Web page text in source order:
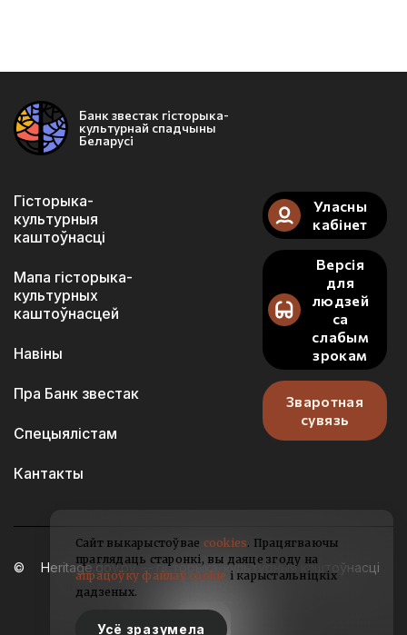
Банк звестак гісторыка-
культурнай спадчыны
Беларусі
Гісторыка-
культурныя
каштоўнасці
Мапа гісторыка-
культурных
каштоўнасцей
Навіны
Пра Банк звестак
Спецыялістам
Кантакты
Уласны
кабінет
Версія
для
людзей
са
слабым
зрокам
Зваротная
сувязь
Heritage.gov.by — гісторыка-культурныя каштоўнасці
Беларусі
Сайт выкарыстоўвае cookies. Працягваючы
праглядаць старонкі, вы даяце згоду на
апрацоўку файлаў cookie і карыстальніцкіх
дадзеных.
Усё зразумела